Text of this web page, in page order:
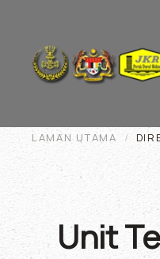
LAMAN UTAMA
Unit